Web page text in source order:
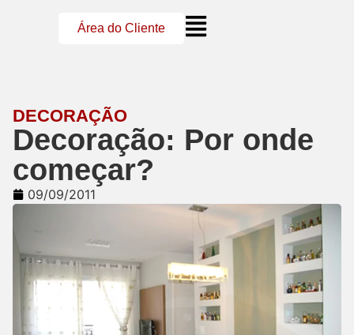
Área do Cliente
DECORAÇÃO
Decoração: Por onde
começar?
09/09/2011